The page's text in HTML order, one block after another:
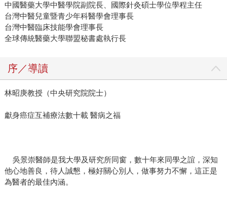
中國醫藥大學中醫學院副院長、國際針灸碩士學位學程主任
台灣中醫兒童暨青少年科醫學會理事長
台灣中醫臨床技能學會理事長
全球傳統醫藥大學聯盟秘書處執行長
序／導讀
林昭庚教授（中央研究院院士）
獻身癌症互補療法數十載 醫病之福
吳景崇醫師是我大學及研究所同窗，數十年來同學之誼，深知
他心地善良，待人誠懇，極好關心別人，做事努力不懈，這正是
為醫者的最佳內涵。